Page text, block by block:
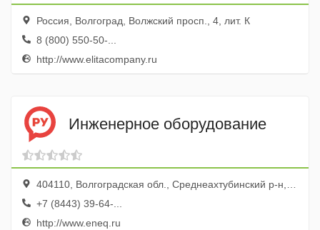
Россия, Волгоград, Волжский просп., 4, лит. К
8 (800) 550-50-...
http://www.elitacompany.ru
Инженерное оборудование
404110, Волгоградская обл., Среднеахтубинский р-н, Волжский г., ул. Молодежная, 17
+7 (8443) 39-64-...
http://www.eneq.ru